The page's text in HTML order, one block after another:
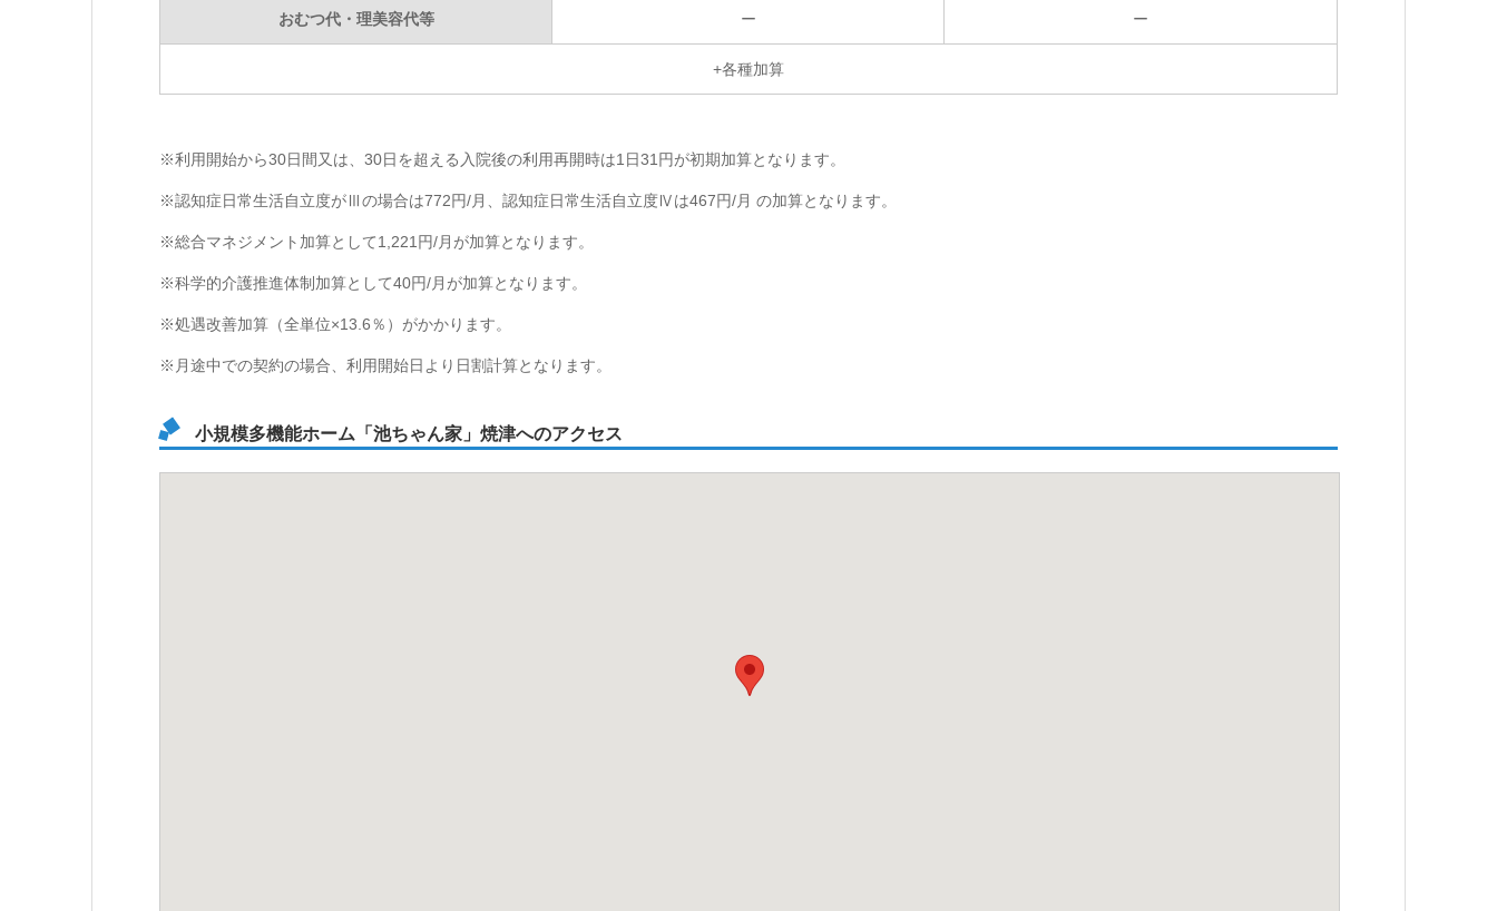
おむつ代・理美容代等 ー ー
+各種加算
※利用開始から30日間又は、30日を超える入院後の利用再開時は1日31円が初期加算となります。
※認知症日常生活自立度がⅢの場合は772円/月、認知症日常生活自立度Ⅳは467円/月 の加算となります。
※総合マネジメント加算として1,221円/月が加算となります。
※科学的介護推進体制加算として40円/月が加算となります。
※処遇改善加算（全単位×13.6％）がかかります。
※月途中での契約の場合、利用開始日より日割計算となります。
小規模多機能ホーム「池ちゃん家」焼津へのアクセス